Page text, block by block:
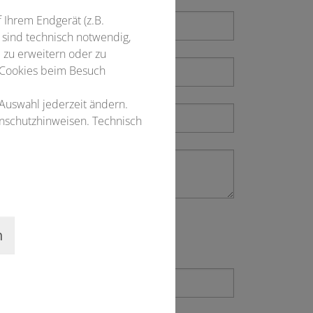
Endgerät (z.B.
technisch notwendig,
erweitern oder zu
beim Besuch
jederzeit ändern.
Technisch